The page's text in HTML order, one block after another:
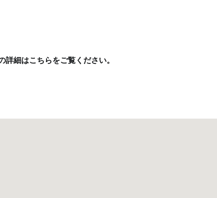
詳細はこちらをご覧ください。